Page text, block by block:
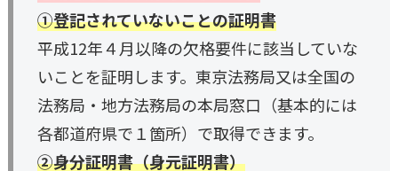
①登記されていないことの証明書
平成12年４月以降の欠格要件に該当していな
いことを証明します。東京法務局又は全国の
法務局・地方法務局の本局窓口（基本的には
各都道府県で１箇所）で取得できます。
②身分証明書（身元証明書）